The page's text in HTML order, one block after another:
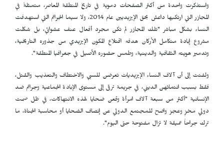
واستذكرت واحدة من أكثر الصفحات دموية في تاريخ المنطقة المعاصر، متمثلةً في
المجازر التي ارتكبها داعش بحق الإيزيديين عام 2014، ولا سيما الجرائم التي استهدفت
النساء بشكل مباشر "تلك المجازر لم تكن مجرد أفعال عنف عشوائي، بل شكلت
مشروع إبادة متكامل الأركان هدفه اقتلاع المكون الإيزيدي من جذوره التاريخية،
وتدمير هويته الثقافية والدينية، وطمس حضوره الأصيل في جغرافيا المنطقة".
ولفتت إلى أن آلاف النساء الإيزيديات تعرضن للسبي والاختطاف والتعذيب والقتل،
فقط بسبب انتمائهن الديني، في جريمة ترقى إلى مستوى الإبادة الجماعية وجرائم ضد
الإنسانية "أكثر من سبعة آلاف امرأة وقعن ضحايا لهذه الانتهاكات، في ظل صمت
دولي مخزٍ وعجز واضح للمجتمع الدولي عن إنصاف الضحايا أو محاسبة الجناة، ما
ترك جراحاً عميقة لا تزال مفتوحة حتى اليوم".